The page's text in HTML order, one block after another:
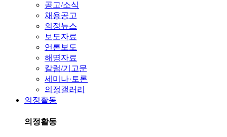
공고/소식
채용공고
의정뉴스
보도자료
언론보도
해명자료
칼럼/기고문
세미나·토론
의정갤러리
의정활동
의정활동